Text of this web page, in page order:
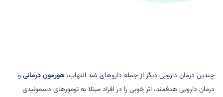
چندین درمان دارویی دیگر از جمله داروهای ضد التهاب،هورمون درمانیو
درمان دارویی هدفمند، اثر خوبی را در افراد مبتلا به تومورهای دسموئیدی